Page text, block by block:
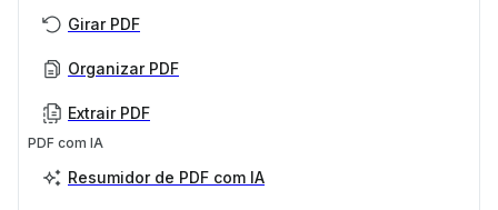
Girar PDF
Organizar PDF
Extrair PDF
PDF com IA
Resumidor de PDF com IA